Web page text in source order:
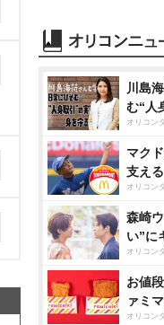
川島
む“人
オリコン
マク
支え
オリコン
森崎
い”に
オリコン
お値
ァミ
オリコン